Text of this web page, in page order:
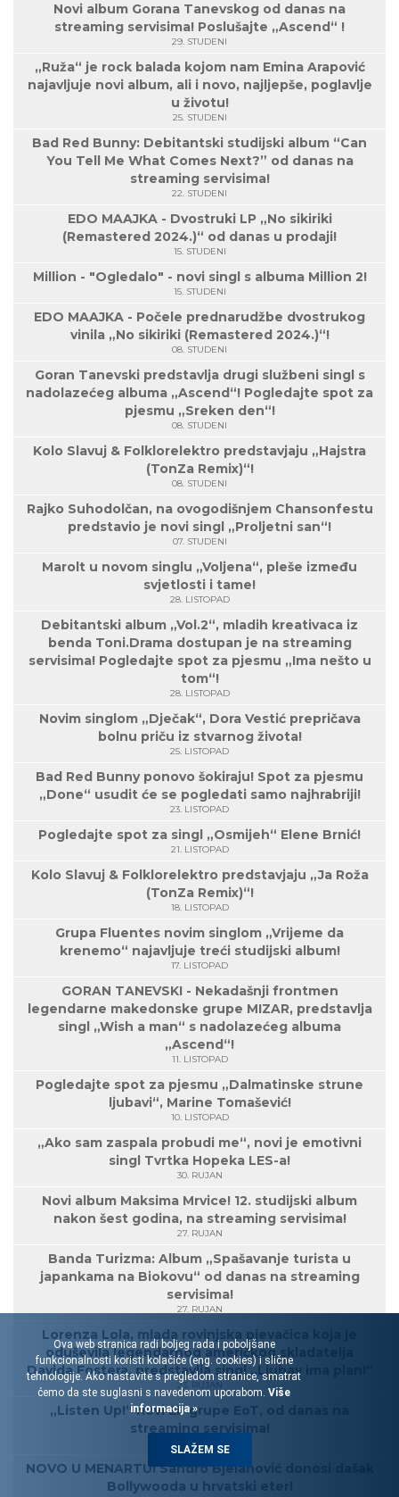
Novi album Gorana Tanevskog od danas na
streaming servisima! Poslušajte „Ascend“ !
29. STUDENI
„Ruža“ je rock balada kojom nam Emina Arapović
najavljuje novi album, ali i novo, najljepše, poglavlje
u životu!
25. STUDENI
Bad Red Bunny: Debitantski studijski album “Can
You Tell Me What Comes Next?” od danas na
streaming servisima!
22. STUDENI
EDO MAAJKA - Dvostruki LP „No sikiriki
(Remastered 2024.)“ od danas u prodaji!
15. STUDENI
Million - "Ogledalo" - novi singl s albuma Million 2!
15. STUDENI
EDO MAAJKA - Počele prednarudžbe dvostrukog
vinila „No sikiriki (Remastered 2024.)“!
08. STUDENI
Goran Tanevski predstavlja drugi službeni singl s
nadolazećeg albuma „Ascend“! Pogledajte spot za
pjesmu „Sreken den“!
08. STUDENI
Kolo Slavuj & Folklorelektro predstavjaju „Hajstra
(TonZa Remix)“!
08. STUDENI
Rajko Suhodolčan, na ovogodišnjem Chansonfestu
predstavio je novi singl „Proljetni san“!
07. STUDENI
Marolt u novom singlu „Voljena“, pleše između
svjetlosti i tame!
28. LISTOPAD
Debitantski album „Vol.2“, mladih kreativaca iz
benda Toni.Drama dostupan je na streaming
servisima! Pogledajte spot za pjesmu „Ima nešto u
tom“!
28. LISTOPAD
Novim singlom „Dječak“, Dora Vestić prepričava
bolnu priču iz stvarnog života!
25. LISTOPAD
Bad Red Bunny ponovo šokiraju! Spot za pjesmu
„Done“ usudit će se pogledati samo najhrabriji!
23. LISTOPAD
Pogledajte spot za singl „Osmijeh“ Elene Brnić!
21. LISTOPAD
Kolo Slavuj & Folklorelektro predstavjaju „Ja Roža
(TonZa Remix)“!
18. LISTOPAD
Grupa Fluentes novim singlom „Vrijeme da
krenemo“ najavljuje treći studijski album!
17. LISTOPAD
GORAN TANEVSKI - Nekadašnji frontmen
legendarne makedonske grupe MIZAR, predstavlja
singl „Wish a man“ s nadolazećeg albuma
„Ascend“!
11. LISTOPAD
Pogledajte spot za pjesmu „Dalmatinske strune
ljubavi“, Marine Tomašević!
10. LISTOPAD
„Ako sam zaspala probudi me“, novi je emotivni
singl Tvrtka Hopeka LES-a!
30. RUJAN
Novi album Maksima Mrvice! 12. studijski album
nakon šest godina, na streaming servisima!
27. RUJAN
Banda Turizma: Album „Spašavanje turista u
japankama na Biokovu“ od danas na streaming
servisima!
27. RUJAN
Lorenza Lola, mlada rovinjska pjevačica koja je
oduševila legendarnog američkog skladatelja
Davida Fostera, predstavlja singl „Ljubav ima plan!“
23. RUJAN
„Listen Up!“ novi EP grupe EoT, od danas na
streaming servisima!
20. RUJAN
NOVO U MENARTU! Sandro Bjelanović donosi dašak
Bollywooda u hrvatski eter!
Ova web stranica radi boljeg rada i poboljšane
funkcionalnosti koristi kolačiće (eng. cookies) i slične
tehnologije. Ako nastavite s pregledom stranice, smatrat
ćemo da ste suglasni s navedenom uporabom. Više
informacija »
SLAŽEM SE